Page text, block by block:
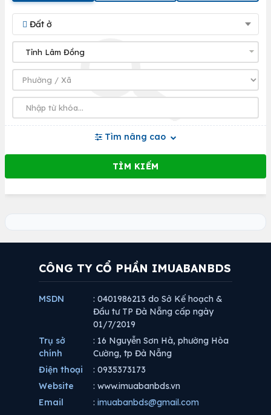
Đất ở
Tìm nâng cao
CÔNG TY CỔ PHẦN IMUABANBDS
MSDN
: 0401986213 do Sở Kế hoạch &
Đầu tư TP Đà Nẵng cấp ngày
01/7/2019
Trụ sở
chính
: 16 Nguyễn Sơn Hà, phường Hòa
Cường, tp Đà Nẵng
Điện thoại
: 0935373173
Website
: www.imuabanbds.vn
Email
: imuabanbds@gmail.com